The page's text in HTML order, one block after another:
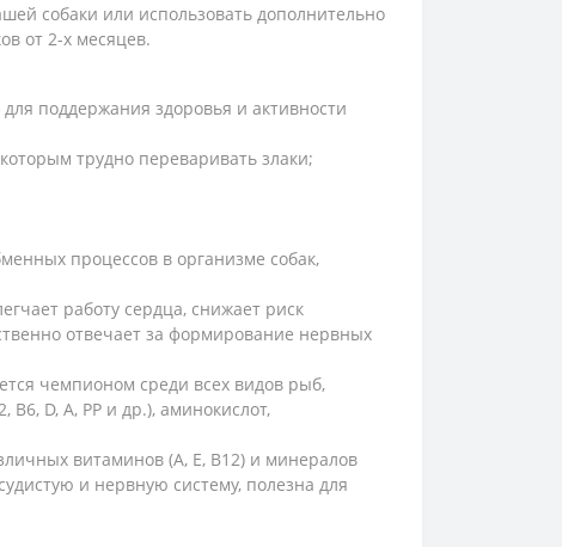
собаки или использовать дополнительно
от 2-х месяцев.
поддержания здоровья и активности
трудно переваривать злаки;
процессов в организме собак,
работу сердца, снижает риск
отвечает за формирование нервных
чемпионом среди всех видов рыб,
D, А, РР и др.), аминокислот,
витаминов (А, Е, В12) и минералов
и нервную систему, полезна для